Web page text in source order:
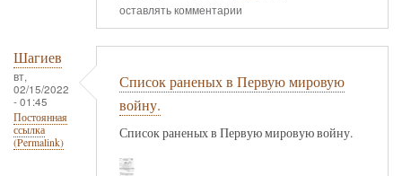
оставлять комментарии
Шагиев
вт,
02/15/2022
- 01:45
Постоянная
ссылка
(Permalink)
Список раненых в Первую мировую
войну.
Список раненых в Первую мировую войну.